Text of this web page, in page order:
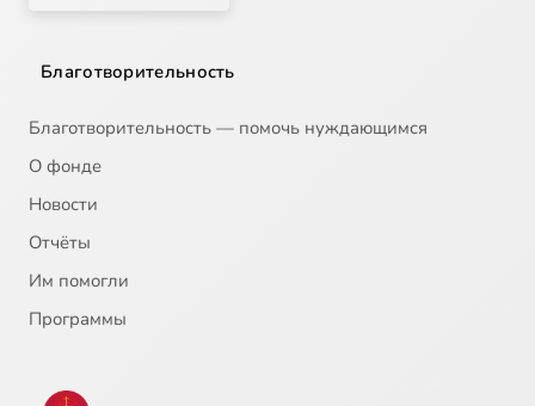
Благотворительность
Благотворительность — помочь нуждающимся
О фонде
Новости
Отчёты
Им помогли
Программы